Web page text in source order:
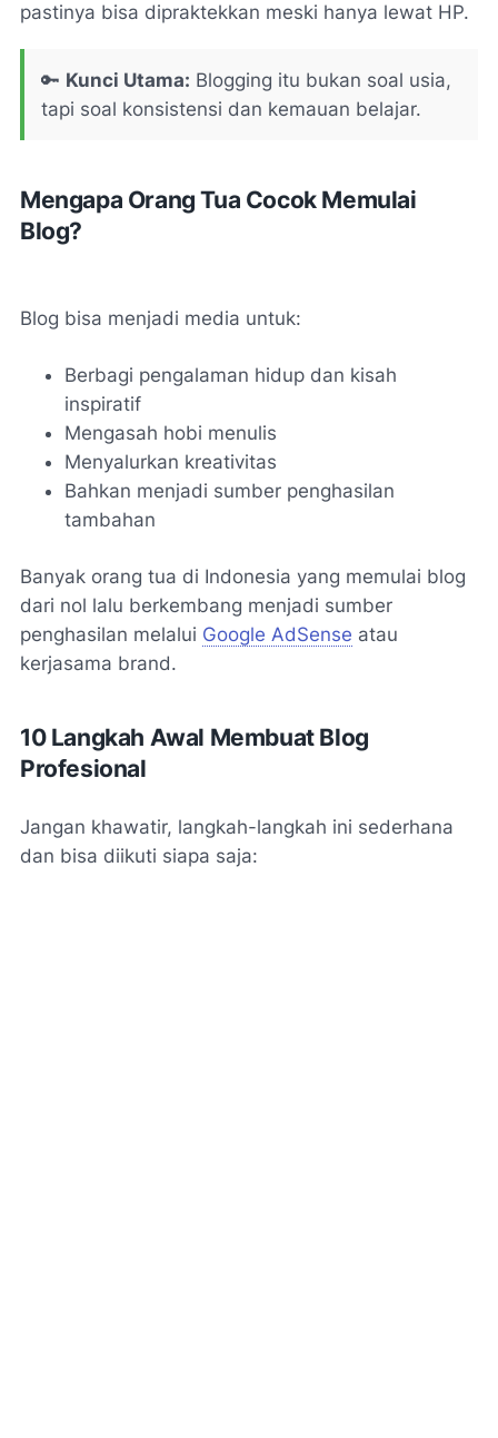
pastinya bisa dipraktekkan meski hanya lewat HP.
🔑 Kunci Utama: Blogging itu bukan soal usia,
tapi soal konsistensi dan kemauan belajar.
Mengapa Orang Tua Cocok Memulai
Blog?
Blog bisa menjadi media untuk:
Berbagi pengalaman hidup dan kisah
inspiratif
Mengasah hobi menulis
Menyalurkan kreativitas
Bahkan menjadi sumber penghasilan
tambahan
Banyak orang tua di Indonesia yang memulai blog
dari nol lalu berkembang menjadi sumber
penghasilan melalui Google AdSense atau
kerjasama brand.
10 Langkah Awal Membuat Blog
Profesional
Jangan khawatir, langkah-langkah ini sederhana
dan bisa diikuti siapa saja: